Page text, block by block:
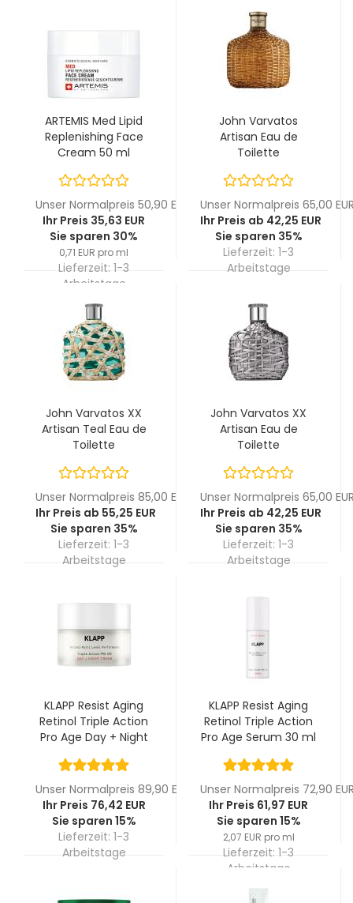
ARTEMIS Med Lipid
Replenishing Face
Cream 50 ml
Unser Normalpreis 50,90 EUR
Ihr Preis 35,63 EUR
Sie sparen 30%
0,71 EUR pro ml
Lieferzeit: 1-3
Arbeitstage
John Varvatos
Artisan Eau de
Toilette
Unser Normalpreis 65,00
Ihr Preis ab 42,25 EUR
Sie sparen 35%
Lieferzeit: 1-3
Arbeitstage
John Varvatos XX
Artisan Teal Eau de
Toilette
Unser Normalpreis 85,00 EUR
Ihr Preis ab 55,25 EUR
Sie sparen 35%
Lieferzeit: 1-3
Arbeitstage
John Varvatos XX
Artisan Eau de
Toilette
Unser Normalpreis 65,00
Ihr Preis ab 42,25 EUR
Sie sparen 35%
Lieferzeit: 1-3
Arbeitstage
KLAPP Resist Aging
Retinol Triple Action
Pro Age Day + Night
Unser Normalpreis 89,90 EUR
Ihr Preis 76,42 EUR
Sie sparen 15%
Lieferzeit: 1-3
Arbeitstage
KLAPP Resist Aging
Retinol Triple Action
Pro Age Serum 30 ml
Unser Normalpreis 72,90
Ihr Preis 61,97 EUR
Sie sparen 15%
2,07 EUR pro ml
Lieferzeit: 1-3
Arbeitstage